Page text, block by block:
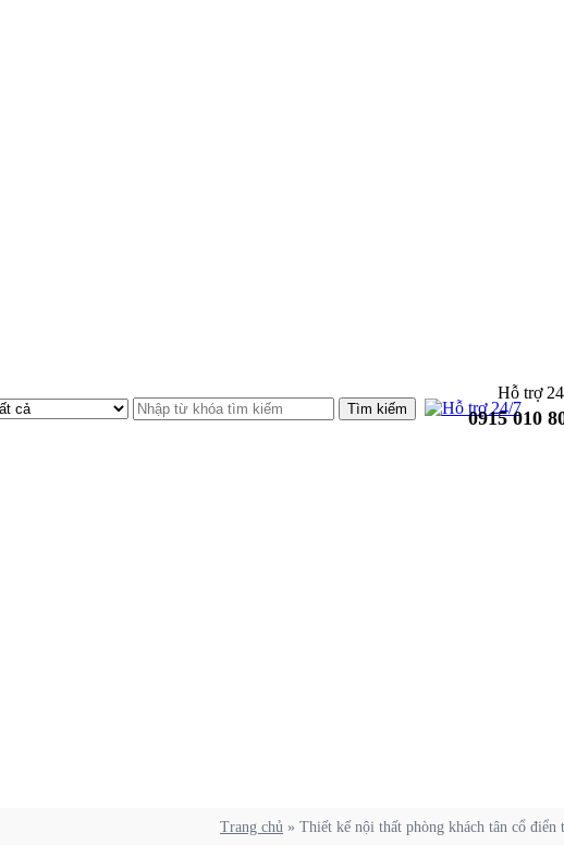
Hỗ trợ
0915 010
Trang chủ » Thiết kế nội thất phòng khách tân cổ điển